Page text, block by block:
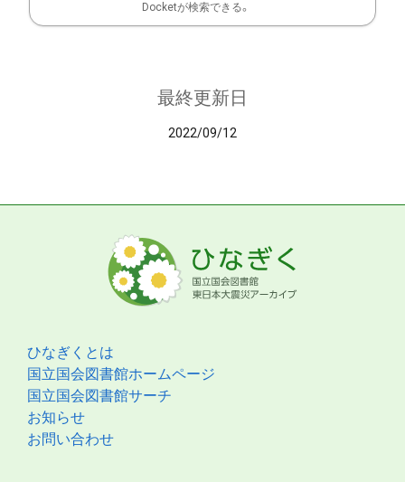
Docketが検索できる。
最終更新日
2022/09/12
ひなぎくとは
国立国会図書館ホームページ
国立国会図書館サーチ
お知らせ
お問い合わせ